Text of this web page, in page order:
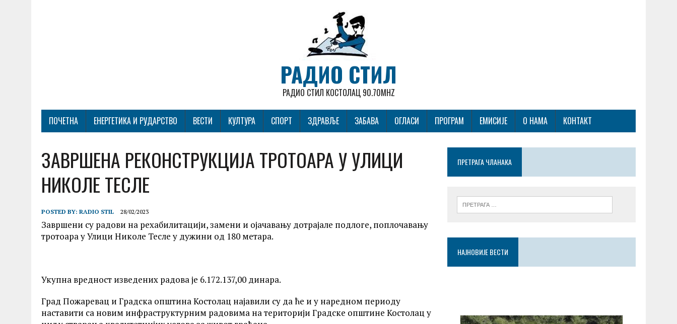
РАДИО СТИЛ
РАДИО СТИЛ КОСТОЛАЦ 90.70MHZ
ПОЧЕТНА ЕНЕРГЕТИКА И РУДАРСТВО ВЕСТИ КУЛТУРА СПОРТ ЗДРАВЉЕ ЗАБАВА ОГЛАСИ ПРОГРАМ ЕМИСИЈЕ О НАМА КОНТАКТ
ЗАВРШЕНА РЕКОНСТРУКЦИЈА ТРОТОАРА У УЛИЦИ
НИКОЛЕ ТЕСЛЕ
POSTED BY: RADIO STIL 28/02/2023
Завршени су радови на рехабилитацији, замени и ојачавању дотрајале подлоге, поплочавању
тротоара у Улици Николе Тесле у дужини од 180 метара.
Укупна вредност изведених радова је 6.172.137,00 динара.
Град Пожаревац и Градска општина Костолац најавили су да ће и у наредном периоду
наставити са новим инфраструктурним радовима на територији Градске општине Костолац у
ПРЕТРАГА ЧЛАНАКА
НАЈНОВИЈЕ ВЕСТИ